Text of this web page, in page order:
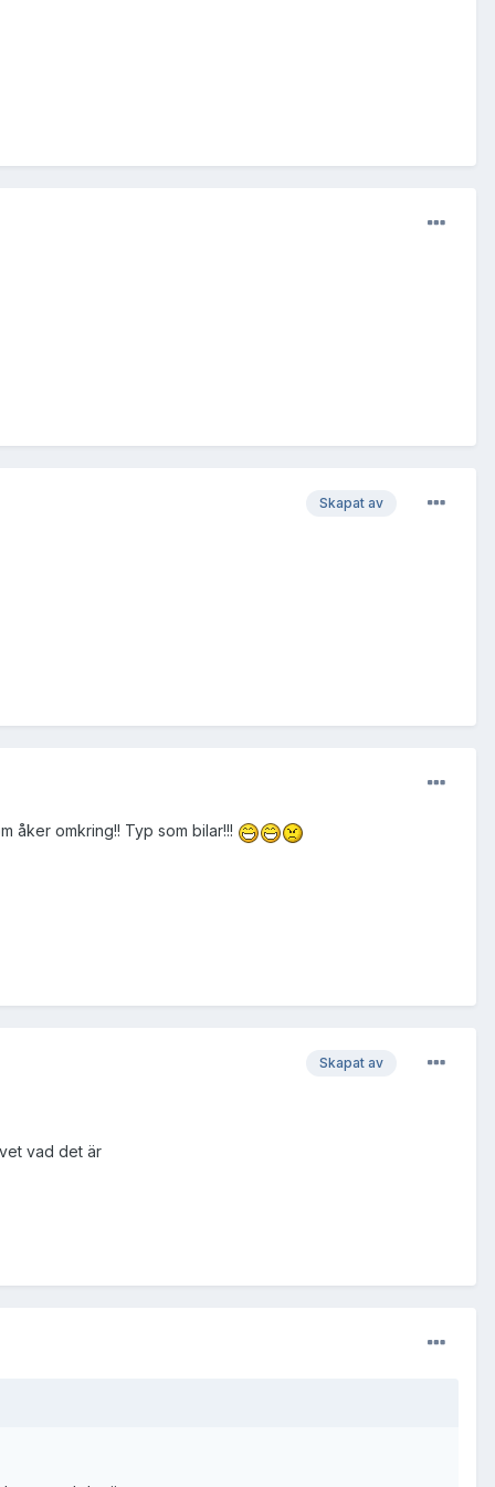
Skapat av
åker omkring!! Typ som bilar!!!
Skapat av
vad det är